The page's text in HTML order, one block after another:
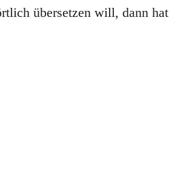
übersetzen will, dann hat